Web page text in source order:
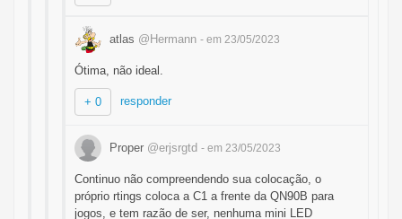
atlas @Hermann - em 23/05/2023
Ótima, não ideal.
+ 0 responder
Proper @erjsrgtd - em 23/05/2023
Continuo não compreendendo sua colocação, o
próprio rtings coloca a C1 a frente da QN90B para
jogos, e tem razão de ser, nenhuma mini LED